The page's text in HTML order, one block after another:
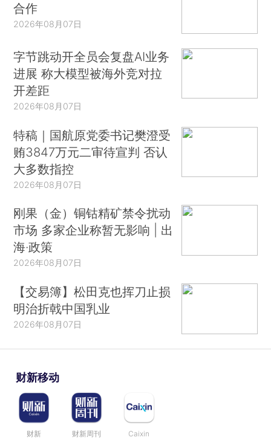
合作
2026年08月07日
字节跳动开全员会复盘AI业务
进展 称大模型被海外竞对拉
开差距
2026年08月07日
特稿｜国航原党委书记樊澄受
贿3847万元二审待宣判 否认
大多数指控
2026年08月07日
刚果（金）铜钴精矿禁令扰动
市场 多家企业称暂无影响 | 出
海·政策
2026年08月07日
【交易簿】松田克也挥刀止损
明治折戟中国乳业
2026年08月07日
财新移动
财新 财新周刊 Caixin